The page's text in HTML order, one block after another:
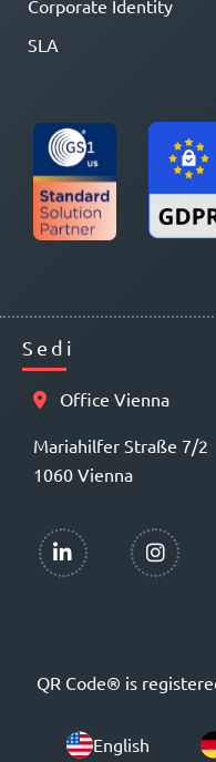
Corporate Identity
SLA
Sedi
Office Vienna
Mariahilfer Straße 7/2
1060 Vienna
QR Code® is
English